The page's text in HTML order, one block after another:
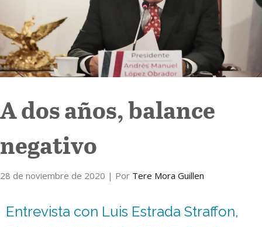
A dos años, balance
negativo
28 de noviembre de 2020 | Por Tere Mora Guillen
Entrevista con Luis Estrada Straffon,